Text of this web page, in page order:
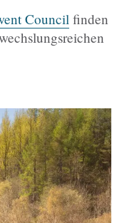
Councilfinden